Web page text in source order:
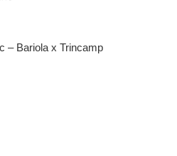
– Bariola x Trincamp